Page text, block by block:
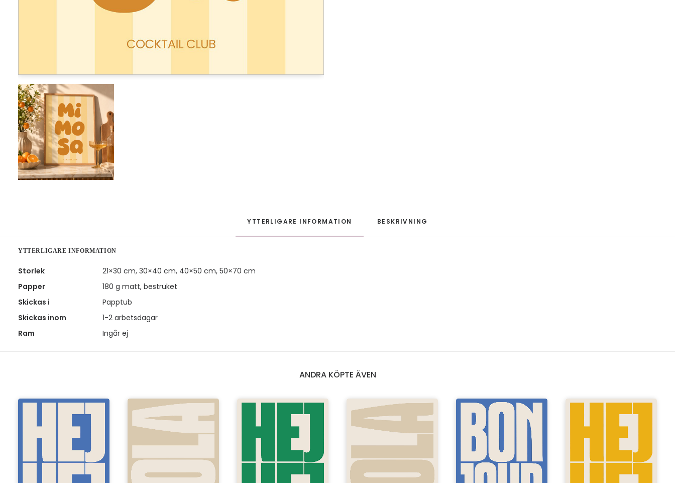
YTTERLIGARE INFORMATION BESKRIVNING
YTTERLIGARE INFORMATION
Storlek
21×30 cm, 30×40 cm, 40×50 cm, 50×70 cm
Papper
180 g matt, bestruket
Skickas i
Papptub
Skickas inom
1-2 arbetsdagar
Ram
Ingår ej
ANDRA KÖPTE ÄVEN